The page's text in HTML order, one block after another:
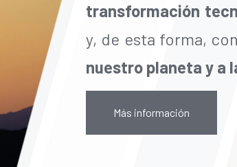
transformación
y, de esta forma,
nuestro planeta y a
Más información